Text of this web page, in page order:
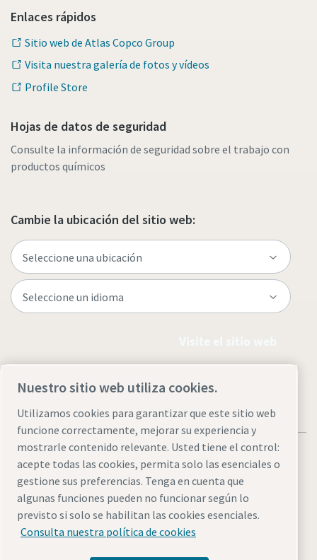
Enlaces rápidos
Sitio web de Atlas Copco Group
Visita nuestra galería de fotos y vídeos
Profile Store
Hojas de datos de seguridad
Consulte la información de seguridad sobre el trabajo con
productos químicos
Cambie la ubicación del sitio web:
Avisos legales y de privacidadAdministrar cookies
AccesibilidadMapa del sitio
© 2026 Atlas Copco
Nuestro sitio web utiliza cookies.
Utilizamos cookies para garantizar que este sitio web
funcione correctamente, mejorar su experiencia y
mostrarle contenido relevante. Usted tiene el control:
acepte todas las cookies, permita solo las esenciales o
gestione sus preferencias. Tenga en cuenta que
algunas funciones pueden no funcionar según lo
previsto si solo se habilitan las cookies esenciales.
Consulta nuestra política de cookies